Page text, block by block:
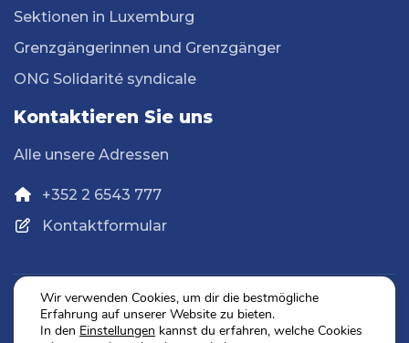
Sektionen in Luxemburg
Grenzgängerinnen und Grenzgänger
ONG Solidarité syndicale
Kontaktieren Sie uns
Alle unsere Adressen
+352 2 6543 777
Kontaktformular
Datenschutz
Wir verwenden Cookies, um dir die bestmögliche
Erfahrung auf unserer Website zu bieten.
In den Einstellungen kannst du erfahren, welche Cookies